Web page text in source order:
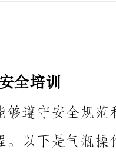
是为了确保员工在使用气瓶时能够遵守安全规范和操作流
1.气瓶的基本知识：培训员工关于不同类型的气瓶和其用途